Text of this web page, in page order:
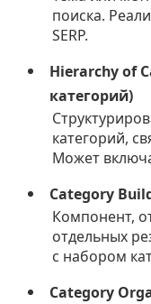
поиска.
SERP.
Hierarchy of
категорий)
категорий,
Может
Category
Компонент,
отдельных
с набором
Category